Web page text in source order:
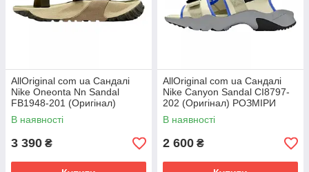
AllOriginal com ua Сандалі
Nike Oneonta Nn Sandal
FB1948-201 (Оригінал)
РОЗМІРИ ЗАПИТУЙТЕ
В наявності
3 390 ₴
AllOriginal com ua Сандалі
Nike Canyon Sandal CI8797-
202 (Оригінал) РОЗМІРИ
ЗАПИТУЙТЕ
В наявності
2 600 ₴